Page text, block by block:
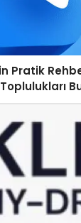
Pratik